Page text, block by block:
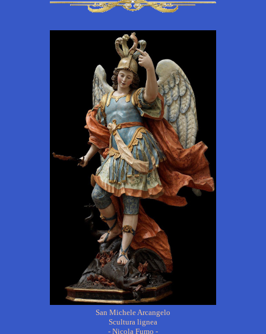
San Michele Arcangelo
Scultura lignea
- Nicola Fumo -